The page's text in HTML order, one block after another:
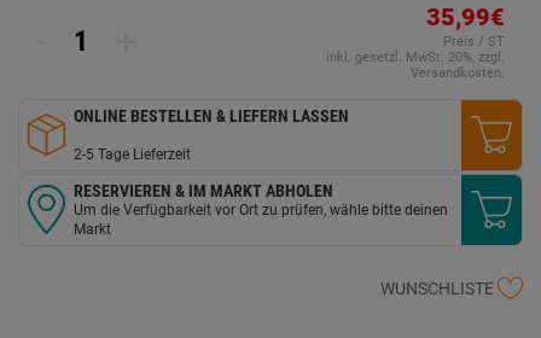
35,99€
Preis / ST
inkl. gesetzl. MwSt. 20%, zzgl.
Versandkosten.
ONLINE BESTELLEN & LIEFERN LASSEN
2-5 Tage Lieferzeit
RESERVIEREN & IM MARKT ABHOLEN
Um die Verfügbarkeit vor Ort zu prüfen, wähle bitte deinen
Markt
WUNSCHLISTE